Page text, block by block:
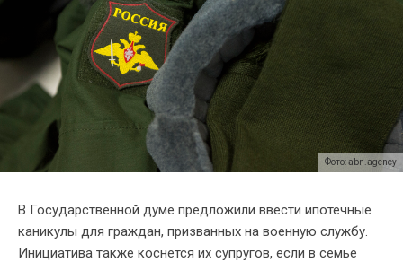
Фото: abn.agency
В Государственной думе предложили ввести ипотечные
каникулы для граждан, призванных на военную службу.
Инициатива также коснется их супругов, если в семье